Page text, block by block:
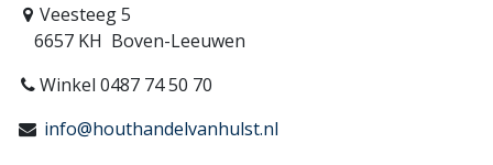
Veesteeg 5
6657 KH Boven-Leeuwen
Winkel 0487 74 50 70
info@houthandelvanhulst.nl